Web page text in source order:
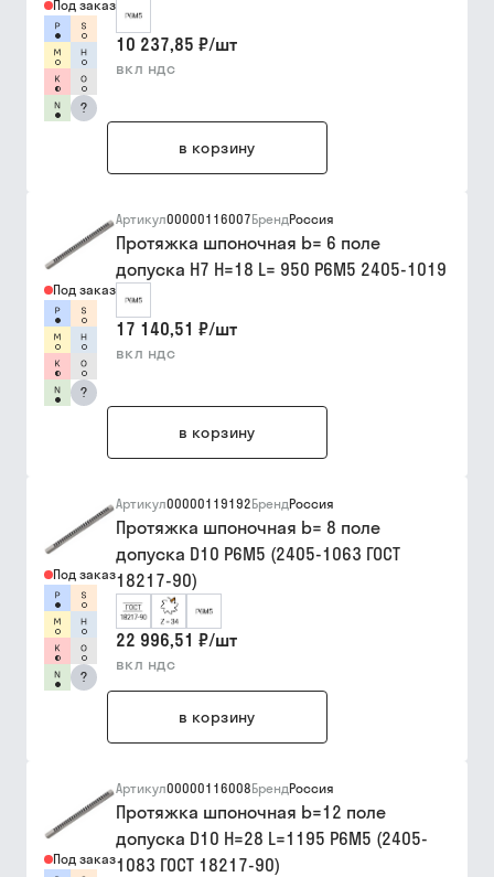
Под заказ
?
10 237,85 ₽/шт
вкл ндс
в корзину
Под заказ
?
Артикул00000116007БрендРоссия
Протяжка шпоночная b= 6 поле
допуска Н7 Н=18 L= 950 Р6М5 2405-1019
17 140,51 ₽/шт
вкл ндс
в корзину
Под заказ
?
Артикул00000119192БрендРоссия
Протяжка шпоночная b= 8 поле
допуска D10 Р6М5 (2405-1063 ГОСТ
18217-90)
22 996,51 ₽/шт
вкл ндс
в корзину
Под заказ
Артикул00000116008БрендРоссия
Протяжка шпоночная b=12 поле
допуска D10 H=28 L=1195 Р6М5 (2405-
1083 ГОСТ 18217-90)